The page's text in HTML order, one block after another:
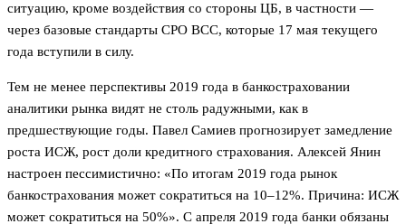
ситуацию, кроме воздействия со стороны ЦБ, в частности —
через базовые стандарты СРО ВСС, которые 17 мая текущего
года вступили в силу.
Тем не менее перспективы 2019 года в банкостраховании
аналитики рынка видят не столь радужными, как в
предшествующие годы. Павел Самиев прогнозирует замедление
роста ИСЖ, рост доли кредитного страхования. Алексей Янин
настроен пессимистично: «По итогам 2019 года рынок
банкострахования может сократиться на 10–12%. Причина: ИСЖ
может сократиться на 50%». С апреля 2019 года банки обязаны